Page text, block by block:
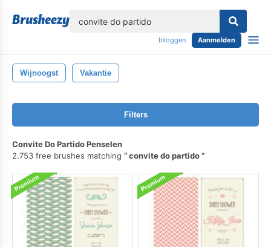
Inloggen Aanmelden
Wijnoogst Vakantie
Filters
Convite Do Partido Penselen
2.753 free brushes matching
convite do partido